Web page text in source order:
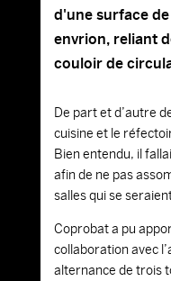
d'une surface
envrion, reliant
couloir de
De part et d’autre
cuisine et le
Bien entendu, il
afin de ne pas
salles qui se
Coprobat a pu
collaboration avec
alternance de trois